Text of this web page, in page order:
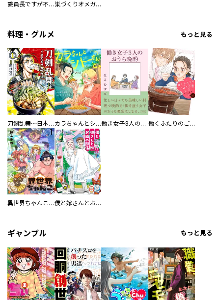
委員長ですが不良になるほど恋してます！ 巣づくりオメガバース
料理・グルメ もっと見る
刀剣乱舞～日本号つれづれ酒～ カラちゃんとシトーさんと、 【分冊版】 働き女子3人のおうち晩酌 働くふたりのごほうび飯
異世界ちゃんこ～横綱目前に召喚されたんだが～ 【連載版】 僕と嫁さんとお酒の関係
ギャンブル もっと見る